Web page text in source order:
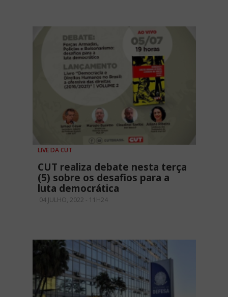
LIVE DA CUT
CUT realiza debate nesta terça
(5) sobre os desafios para a
luta democrática
04 JULHO, 2022 - 11H24